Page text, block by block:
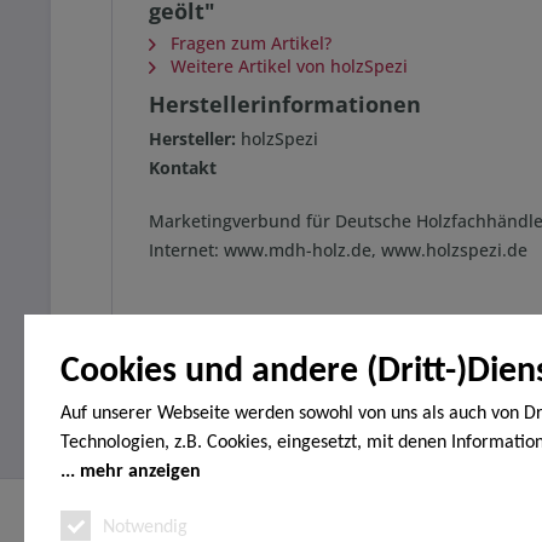
Cookies und andere (Dritt-
Auf unserer Webseite werden sowohl von uns als auch von
Technologien, z.B. Cookies, eingesetzt, mit denen
Endgerät gespeichert und/oder von Ihrem Endgerät
Analyse-, Marketing- und Statistik-Cookies. Bei den
mehr anzeigen
Notwendig
geölt"
Fragen zum Artikel?
Weitere Artikel von holzSpezi
Herstellerinformationen
Hersteller: holzSpezi
Kontakt
Marketingverbund für Deutsche
Internet: www.mdh-holz.de, www.holzspezi.de
Service Hotline